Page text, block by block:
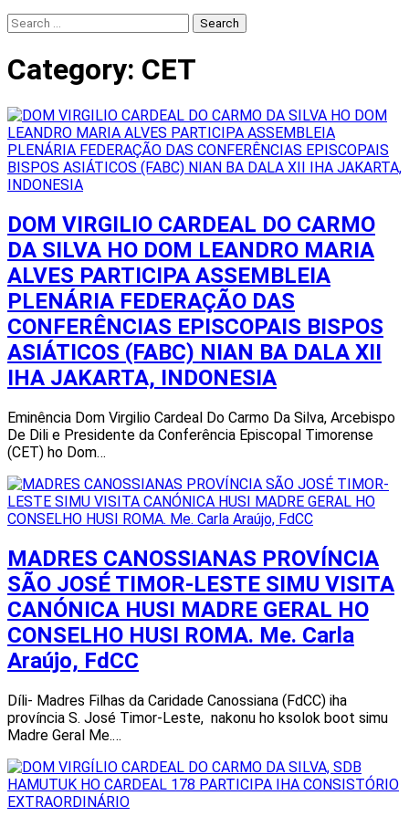
Search
for:
Category: CET
DOM VIRGILIO CARDEAL DO CARMO
DA SILVA HO DOM LEANDRO MARIA
ALVES PARTICIPA ASSEMBLEIA
PLENÁRIA FEDERAÇÃO DAS
CONFERÊNCIAS EPISCOPAIS BISPOS
ASIÁTICOS (FABC) NIAN BA DALA XII
IHA JAKARTA, INDONESIA
Eminência Dom Virgilio Cardeal Do Carmo Da Silva, Arcebispo
De Dili e Presidente da Conferência Episcopal Timorense
(CET) ho Dom…
MADRES CANOSSIANAS PROVÍNCIA
SÃO JOSÉ TIMOR-LESTE SIMU VISITA
CANÓNICA HUSI MADRE GERAL HO
CONSELHO HUSI ROMA. Me. Carla
Araújo, FdCC
Díli- Madres Filhas da Caridade Canossiana (FdCC) iha
província S. José Timor-Leste, nakonu ho ksolok boot simu
Madre Geral Me.…